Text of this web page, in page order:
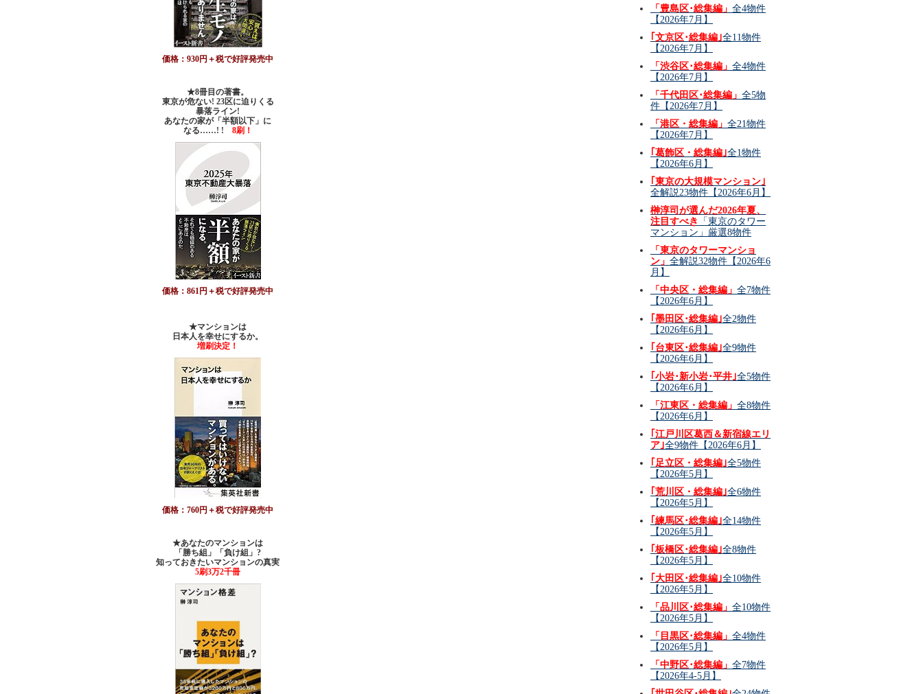
価格：930円＋税で好評発売中
★8冊目の著書。
東京が危ない! 23区に迫りくる
暴落ライン!
あなたの家が「半額以下」に
なる……! ! 8刷！
価格：861円＋税で好評発売中
★マンションは
日本人を幸せにするか。
増刷決定！
価格：760円＋税で好評発売中
★あなたのマンションは
「勝ち組」「負け組」?
知っておきたいマンションの真実
5刷3万2千冊
「豊島区･総集編」 全4物件
【2026年7月】
｢文京区･総集編｣全11物件
【2026年7月】
「渋谷区･総集編」 全4物件
【2026年7月】
「千代田区･総集編」 全5物
件【2026年7月】
「港区・総集編」 全21物件
【2026年7月】
｢葛飾区・総集編｣全1物件
【2026年6月】
｢東京の大規模マンション｣
全解説23物件【2026年6月】
榊淳司が選んだ2026年夏、
注目すべき
「東京のタワー
マンション」厳選8物件
「東京のタワーマンショ
ン」 全解説32物件【2026年6
月】
「中央区・総集編」 全7物件
【2026年6月】
｢墨田区･総集編｣全2物件
【2026年6月】
｢台東区･総集編｣全9物件
【2026年6月】
｢小岩･新小岩･平井｣全5物件
【2026年6月】
「江東区・総集編」 全8物件
【2026年6月】
｢江戸川区葛西＆新宿線エリ
ア｣全9物件【2026年6月】
｢足立区・総集編｣全5物件
【2026年5月】
｢荒川区・総集編｣全6物件
【2026年5月】
｢練馬区･総集編｣全14物件
【2026年5月】
｢板橋区･総集編｣全8物件
【2026年5月】
｢大田区･総集編｣全10物件
【2026年5月】
「品川区･総集編」 全10物件
【2026年5月】
「目黒区･総集編」 全4物件
【2026年5月】
「中野区･総集編」 全7物件
【2026年4-5月】